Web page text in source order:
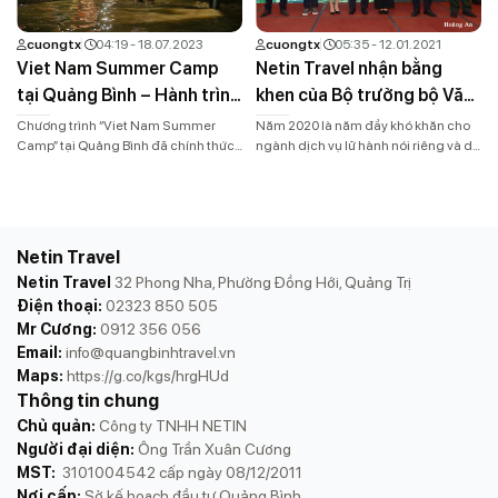
cuongtx 04:19 - 18.07.2023
Viet Nam Summer Camp
tại Quảng Bình – Hành trình
kết nối đầy kỳ diệu
Chương trình “Viet Nam Summer
Camp” tại Quảng Bình đã chính thức
những điều kết nối kỳ diệu và khám
phá mới mẻ thiên nhiên, […]
cuongtx 05:35 - 12.01.2021
Netin Travel nhận bằng
khen của Bộ trưởng bộ Văn
hóa Thể thao và Du lịch
Năm 2020 là năm đầy khó khăn cho
ngành dịch vụ lữ hành nói riêng và du
Netin Travel
Netin Travel 32 Phong Nha, Phường Đồng Hới, Quảng Trị
Điện thoại: 02323 850 505
Mr Cương: 0912 356 056
Email: info@quangbinhtravel.vn
Maps: https://g.co/kgs/hrgHUd
Thông tin chung
Chủ quản: Công ty TNHH NETIN
Người đại diện: Ông Trần Xuân Cương
MST: 3101004542 cấp ngày 08/12/2011